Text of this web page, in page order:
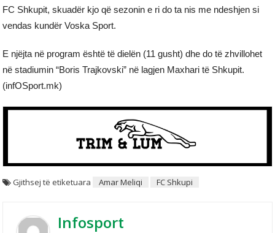
FC Shkupit, skuadër kjo që sezonin e ri do ta nis me ndeshjen si
vendas kundër Voska Sport.
E njëjta në program është të dielën (11 gusht) dhe do të zhvillohet
në stadiumin “Boris Trajkovski” në lagjen Maxhari të Shkupit.
(infOSport.mk)
Gjithsej të etiketuara Amar Meliqi FC Shkupi
Infosport